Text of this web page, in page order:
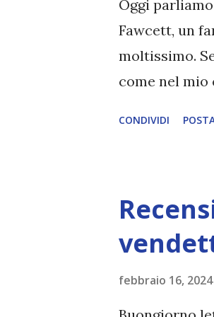
Oggi
Fawcett, un
moltissimo.
come nel mio
prima
creature. Ma
nell'autunno
alcuna
le interessa
CONDIVIDI
febbraio 16, 2024